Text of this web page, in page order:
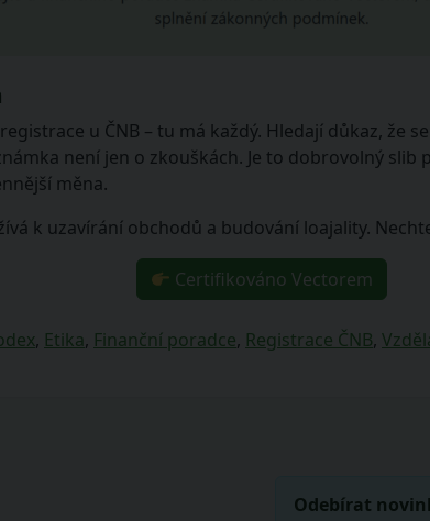
u ČNB – tu má každý. Hledají důkaz, že
není jen o zkouškách. Je to dobrovolný
měna.
k uzavírání obchodů a budování loajality.
Certifikováno Vectorem
, Etika, Finanční poradce, Registrace ČNB,
Odebírat